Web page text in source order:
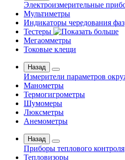
Электроизмерительные
Мультиметры
Индикаторы чередования фаз
Тестеры
Мегаомметры
Токовые клещи
Назад
Измерители параметров
Манометры
Термогигрометры
Шумомеры
Люксметры
Анемометры
Назад
Приборы теплового контроля
Тепловизоры